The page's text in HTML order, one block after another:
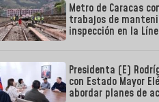
Metro de Caracas
trabajos de
inspección en la
Presidenta (E)
con Estado Mayor
abordar planes de